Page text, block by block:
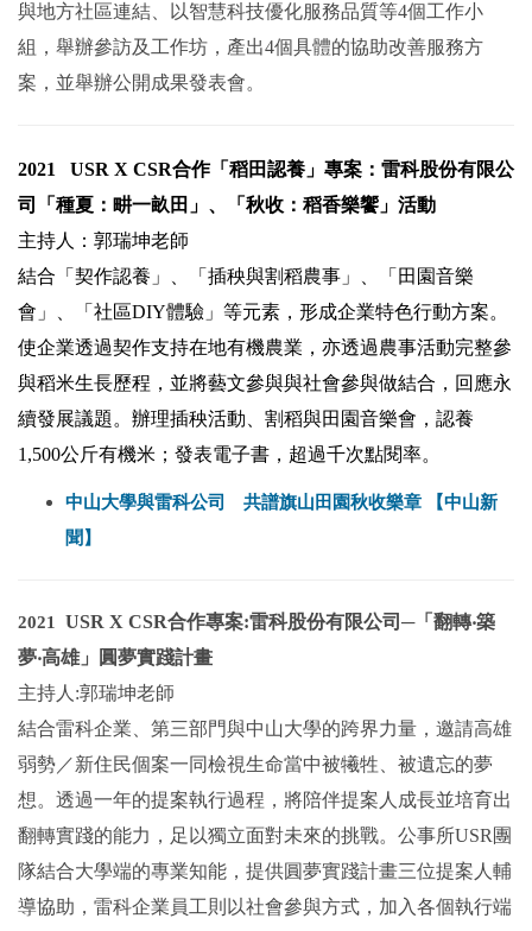
與地方社區連結、以智慧科技優化服務品質等4個工作小
組，舉辦參訪及工作坊，產出4個具體的協助改善服務方
案，並舉辦公開成果發表會。
2021 USR X CSR合作「稻田認養」專案：雷科股份有限公
司「種夏：畊一畝田」、「秋收：稻香樂饗」活動
主持人：郭瑞坤老師
結合「契作認養」、「插秧與割稻農事」、「田園音樂
會」、「社區DIY體驗」等元素，形成企業特色行動方案。
使企業透過契作支持在地有機農業，亦透過農事活動完整參
與稻米生長歷程，並將藝文參與與社會參與做結合，回應永
續發展議題。辦理插秧活動、 割稻與田園音樂會， 認養
1,500公斤有機米；發表電子書，超過千次點閱率。
中山大學與雷科公司 共譜旗山田園秋收樂章 【中山新
聞】
2021 USR X CSR合作專案:雷科股份有限公司─「翻轉‧築
夢‧高雄」圓夢實踐計畫
主持人:郭瑞坤老師
結合雷科企業、第三部門與中山大學的跨界力量，邀請高雄
弱勢／新住民個案一同檢視生命當中被犧牲、被遺忘的夢
想。透過一年的提案執行過程，將陪伴提案人成長並培育出
翻轉實踐的能力，足以獨立面對未來的挑戰。 公事所USR團
隊結合大學端的專業知能，提供圓夢實踐計畫三位提案人輔
導協助，雷科企業員工則以社會參與方式，加入各個執行端